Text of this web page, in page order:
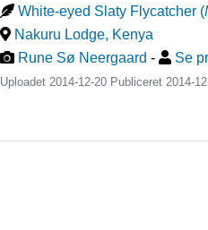
White-eyed Slaty Flycatcher (
Nakuru Lodge, Kenya
Rune Sø Neergaard - Se
Uploadet 2014-12-20 Publiceret 2014-